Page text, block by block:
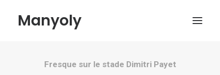
Manyoly
PaintingsFresque sur le stade Dimitri Payet